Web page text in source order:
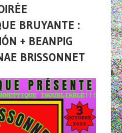
BRUYANTE :
+ BEANPIG
BRISSONNET